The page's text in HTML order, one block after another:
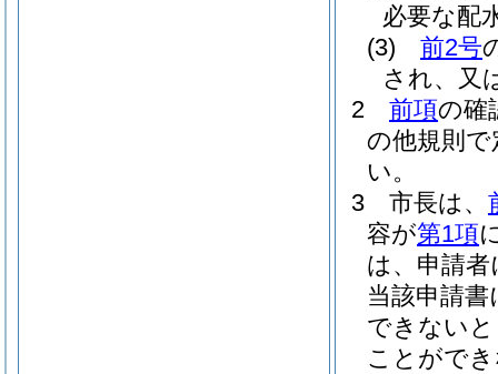
必要な配
(3)
前2号
され、又
2
前項の確
の他規則
い。
3
市長は、
容が第1項
は、申請
当該申請
できない
ことがで